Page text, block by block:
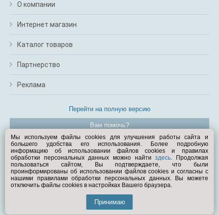
О компании
Интернет магазин
Каталог товаров
Партнерство
Реклама
Перейти на полную версию
Вам помочь?
© Exist.ru 1998—2026
Мы используем файлы cookies для улучшения работы сайта и
большего удобства его использования. Более подробную
информацию об использовании файлов cookies и правилах
обработки персональных данных можно найтиздесь. Продолжая
пользоваться сайтом, Вы подтверждаете, что были
проинформированы об использовании файлов cookies и согласны с
нашими правилами обработки персональных данных. Вы можете
отключить файлы cookies в настройках Вашего браузера.
Принимаю